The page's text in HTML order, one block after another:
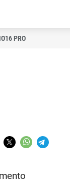
PRO